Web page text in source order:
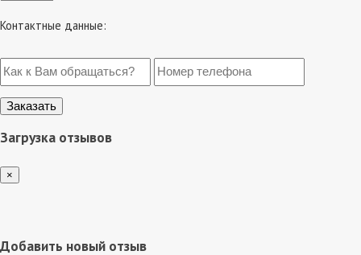
Контактные данные:
Загрузка отзывов
×
Добавить новый отзыв